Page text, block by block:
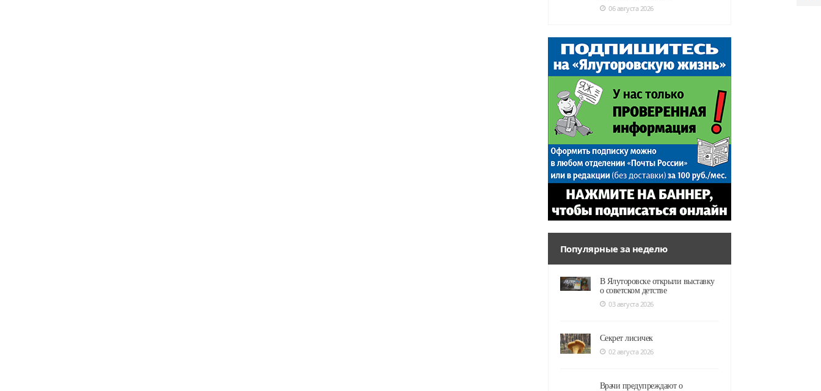
06 августа 2026
Популярные за неделю
В Ялуторовске открыли выставку
о советском детстве
03 августа 2026
Секрет лисичек
02 августа 2026
Врачи предупреждают о